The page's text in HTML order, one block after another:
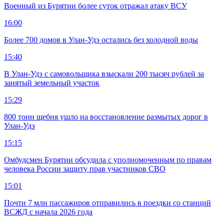
Военный из Бурятии более суток отражал атаку ВСУ
16:00
Более 700 домов в Улан-Удэ остались без холодной воды
15:40
В Улан-Удэ с самовольщика взыскали 200 тысяч рублей за
занятый земельный участок
15:29
800 тонн щебня ушло на восстановление размытых дорог в
Улан-Удэ
15:15
Омбудсмен Бурятии обсудила с уполномоченным по правам
человека России защиту прав участников СВО
15:01
Почти 7 млн пассажиров отправились в поездки со станций
ВСЖД с начала 2026 года